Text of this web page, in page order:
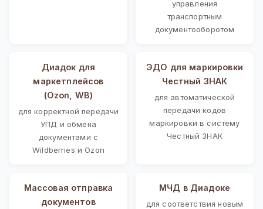
управления
транспортным
документооборотом
Диадок для
маркетплейсов
(Ozon, WB)
для корректной передачи
УПД и обмена
документами с
Wildberries и Ozon
ЭДО для маркировки
Честный ЗНАК
для автоматической
передачи кодов
маркировки в систему
Честный ЗНАК
Массовая отправка
документов
МЧД в Диадоке
для соответствия новым